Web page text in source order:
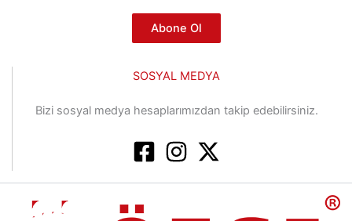
Abone Ol
SOSYAL MEDYA
Bizi sosyal medya hesaplarımızdan takip edebilirsiniz.